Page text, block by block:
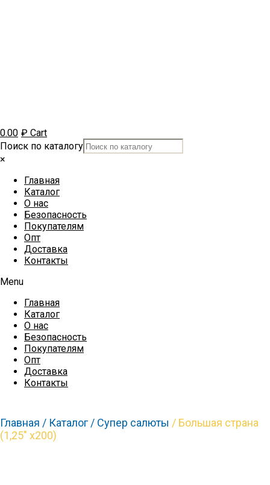
0.00 ₽ Cart
Поиск по каталогу
×
Главная
Каталог
О нас
Безопасность
Покупателям
Опт
Доставка
Контакты
Menu
Главная
Каталог
О нас
Безопасность
Покупателям
Опт
Доставка
Контакты
Главная / Каталог / Супер салюты / Большая страна
(1,25″ х200)